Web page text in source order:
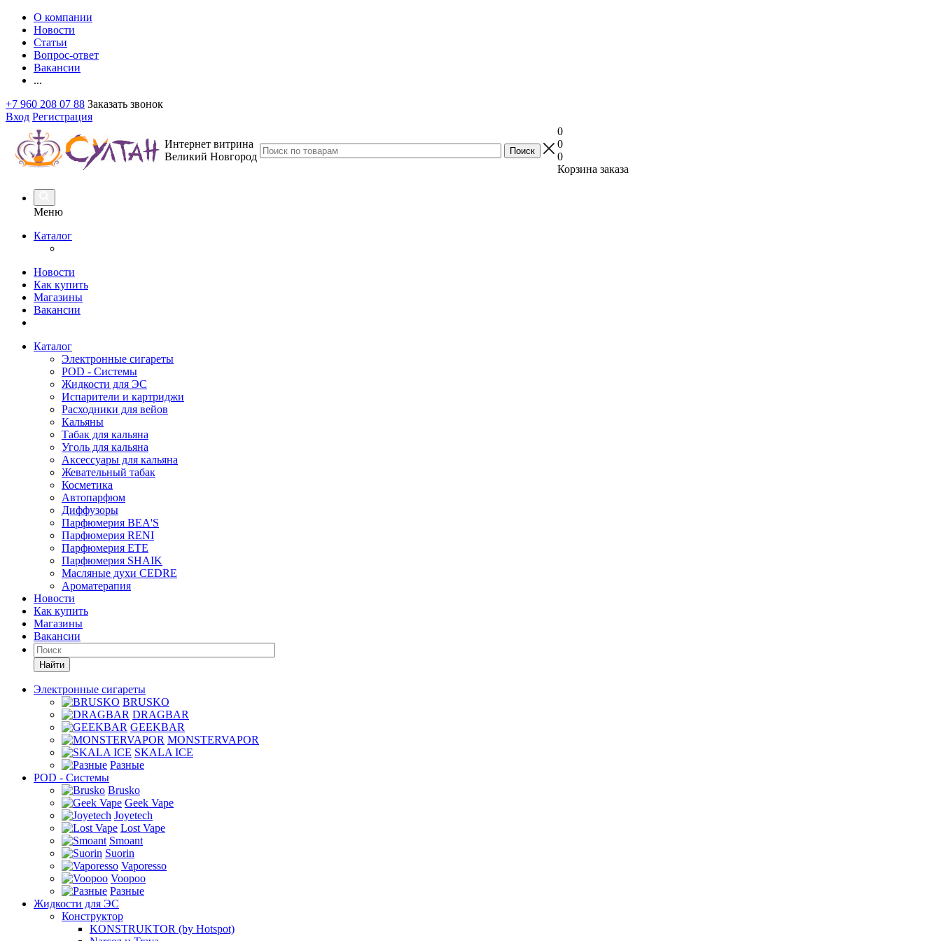
О компании
Новости
Статьи
Вопрос-ответ
Вакансии
...
+7 960 208 07 88 Заказать звонок
Вход Регистрация
Интернет витрина
Великий Новгород
0
0
0
Корзина заказа
Меню
Каталог
Новости
Как купить
Магазины
Вакансии
Каталог
Электронные сигареты
POD - Системы
Жидкости для ЭС
Испарители и картриджи
Расходники для вейов
Кальяны
Табак для кальяна
Уголь для кальяна
Аксессуары для кальяна
Жевательный табак
Косметика
Автопарфюм
Диффузоры
Парфюмерия BEA'S
Парфюмерия RENI
Парфюмерия ETE
Парфюмерия SHAIK
Масляные духи CEDRE
Ароматерапия
Новости
Как купить
Магазины
Вакансии
Найти
Электронные сигареты
BRUSKO
DRAGBAR
GEEKBAR
MONSTERVAPOR
SKALA ICE
Разные
POD - Системы
Brusko
Geek Vape
Joyetech
Lost Vape
Smoant
Suorin
Vaporesso
Voopoo
Разные
Жидкости для ЭС
Конструктор
KONSTRUKTOR (by Hotspot)